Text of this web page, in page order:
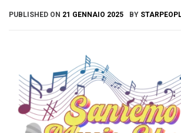
PUBLISHED ON 21 GENNAIO 2025 BY